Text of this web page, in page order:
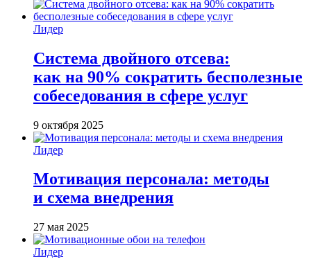
Лидер
Система двойного отсева:
как на 90% сократить бесполезные
собеседования в сфере услуг
9 октября 2025
Лидер
Мотивация персонала: методы
и схема внедрения
27 мая 2025
Лидер